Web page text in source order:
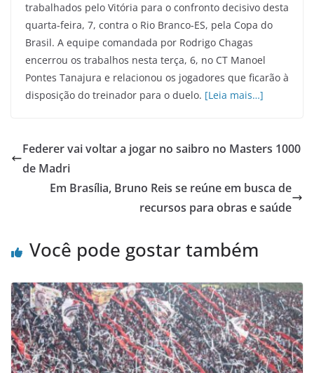
trabalhados pelo Vitória para o confronto decisivo desta
quarta-feira, 7, contra o Rio Branco-ES, pela Copa do
Brasil. A equipe comandada por Rodrigo Chagas
encerrou os trabalhos nesta terça, 6, no CT Manoel
Pontes Tanajura e relacionou os jogadores que ficarão à
disposição do treinador para o duelo. [Leia mais…]
Federer vai voltar a jogar no saibro no Masters 1000
de Madri
Em Brasília, Bruno Reis se reúne em busca de
recursos para obras e saúde
Você pode gostar também